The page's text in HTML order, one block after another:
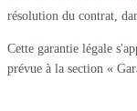
résolution du contrat,
Cette garantie légale
prévue à la section «